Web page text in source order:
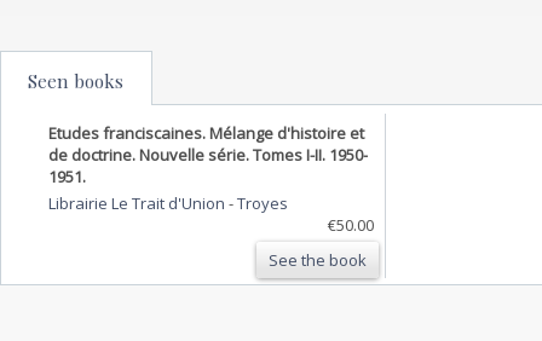
Seen books
Etudes franciscaines. Mélange d'histoire et
de doctrine. Nouvelle série. Tomes I-II. 1950-
1951.
Librairie Le Trait d'Union -Troyes
€50.00
See the book